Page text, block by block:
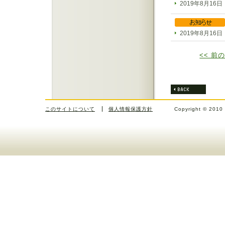
2019年8月16日
2019年8月16日
<< 前
このサイトについて 個人情報保護方針 Copyright © 2010